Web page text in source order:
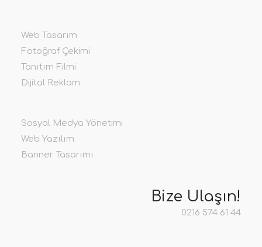
Web Tasarım
Fotoğraf Çekimi
Tanıtım Filmi
Dijital Reklam
Sosyal Medya Yönetimi
Web Yazılım
Banner Tasarımı
Bize Ulaşın!
0216 574 61 44